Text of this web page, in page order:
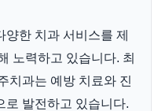
한 치과 서비스를 제
노력하고 있습니다. 최
치과는 예방 치료와 진
로 발전하고 있습니다.